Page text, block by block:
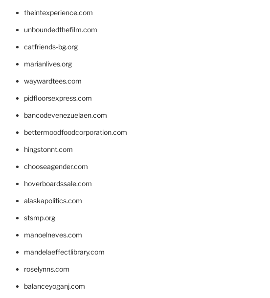
theintexperience.com
unboundedthefilm.com
catfriends-bg.org
marianlives.org
waywardtees.com
pidfloorsexpress.com
bancodevenezuelaen.com
bettermoodfoodcorporation.com
hingstonnt.com
chooseagender.com
hoverboardssale.com
alaskapolitics.com
stsmp.org
manoelneves.com
mandelaeffectlibrary.com
roselynns.com
balanceyoganj.com